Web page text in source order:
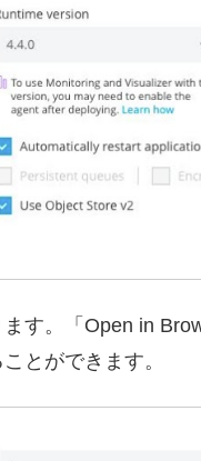
す。「Open in
とができます。